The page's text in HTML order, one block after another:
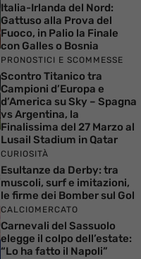
Italia-Irlanda del Nord:
Gattuso alla Prova del
Fuoco, in Palio la Finale
con Galles o Bosnia
PRONOSTICI E SCOMMESSE
Scontro Titanico tra
Campioni d’Europa e
d’America su Sky – Spagna
vs Argentina, la
Finalissima del 27 Marzo al
Lusail Stadium in Qatar
CURIOSITÀ
Esultanze da Derby: tra
muscoli, surf e imitazioni,
le firme dei Bomber sul Gol
CALCIOMERCATO
Carnevali del Sassuolo
elegge il colpo dell’estate:
“Lo ha fatto il Napoli”